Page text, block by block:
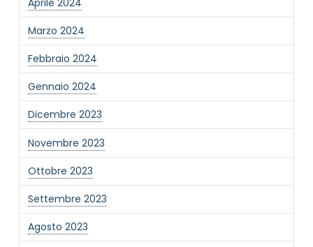
Marzo 2024
Febbraio 2024
Gennaio 2024
Dicembre 2023
Novembre 2023
Ottobre 2023
Settembre 2023
Agosto 2023
Privacy Policy completa
Newsletter
Desidero rimanere aggiornato sulle ultime
novità dell'Associazione tramite l'iscrizione alla
newsletter
Invia